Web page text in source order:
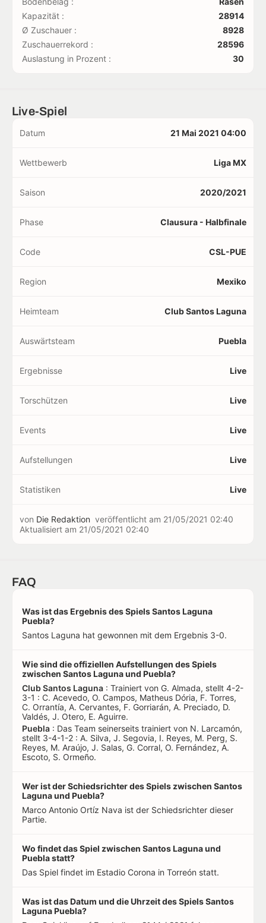
Kapazität :
28914
Ø Zuschauer :
8928
Zuschauerrekord :
28596
Auslastung in Prozent :
30
Live-Spiel
Datum 21 Mai 2021 04:00
Wettbewerb Liga MX
Saison 2020/2021
Phase Clausura - Halbfinale
Code CSL-PUE
Region Mexiko
Heimteam Club Santos Laguna
Auswärtsteam Puebla
Ergebnisse Live
Torschützen Live
Events Live
Aufstellungen Live
Statistiken Live
von Die Redaktion veröffentlicht am 21/05/2021 02:40
Aktualisiert am 21/05/2021 02:40
FAQ
Was ist das Ergebnis des Spiels Santos Laguna
Puebla?
Santos Laguna hat gewonnen mit dem Ergebnis 3-0.
Wie sind die offiziellen Aufstellungen des Spiels
zwischen Santos Laguna und Puebla?
Club Santos Laguna : Trainiert von G. Almada, stellt 4-2-
3-1 : C. Acevedo, O. Campos, Matheus Dória, F. Torres,
C. Orrantía, A. Cervantes, F. Gorriarán, A. Preciado, D.
Valdés, J. Otero, E. Aguirre.
Puebla : Das Team seinerseits trainiert von N. Larcamón,
stellt 3-4-1-2 : A. Silva, J. Segovia, I. Reyes, M. Perg, S.
Reyes, M. Araújo, J. Salas, G. Corral, O. Fernández, A.
Escoto, S. Ormeño.
Wer ist der Schiedsrichter des Spiels zwischen Santos
Laguna und Puebla?
Marco Antonio Ortíz Nava ist der Schiedsrichter dieser
Partie.
Wo findet das Spiel zwischen Santos Laguna und
Puebla statt?
Das Spiel findet im Estadio Corona in Torreón statt.
Was ist das Datum und die Uhrzeit des Spiels Santos
Laguna Puebla?